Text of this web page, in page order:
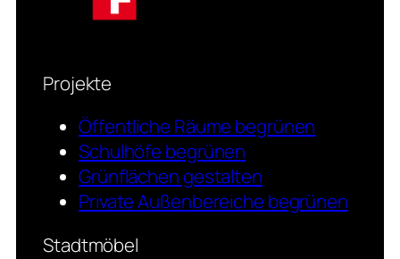
Projekte
Öffentliche Räume begrünen
Schulhöfe begrünen
Grünflächen gestalten
Private Außenbereiche begrünen
Stadtmöbel